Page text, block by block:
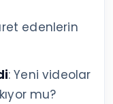
edenlerin
: Yeni videolar
mu?